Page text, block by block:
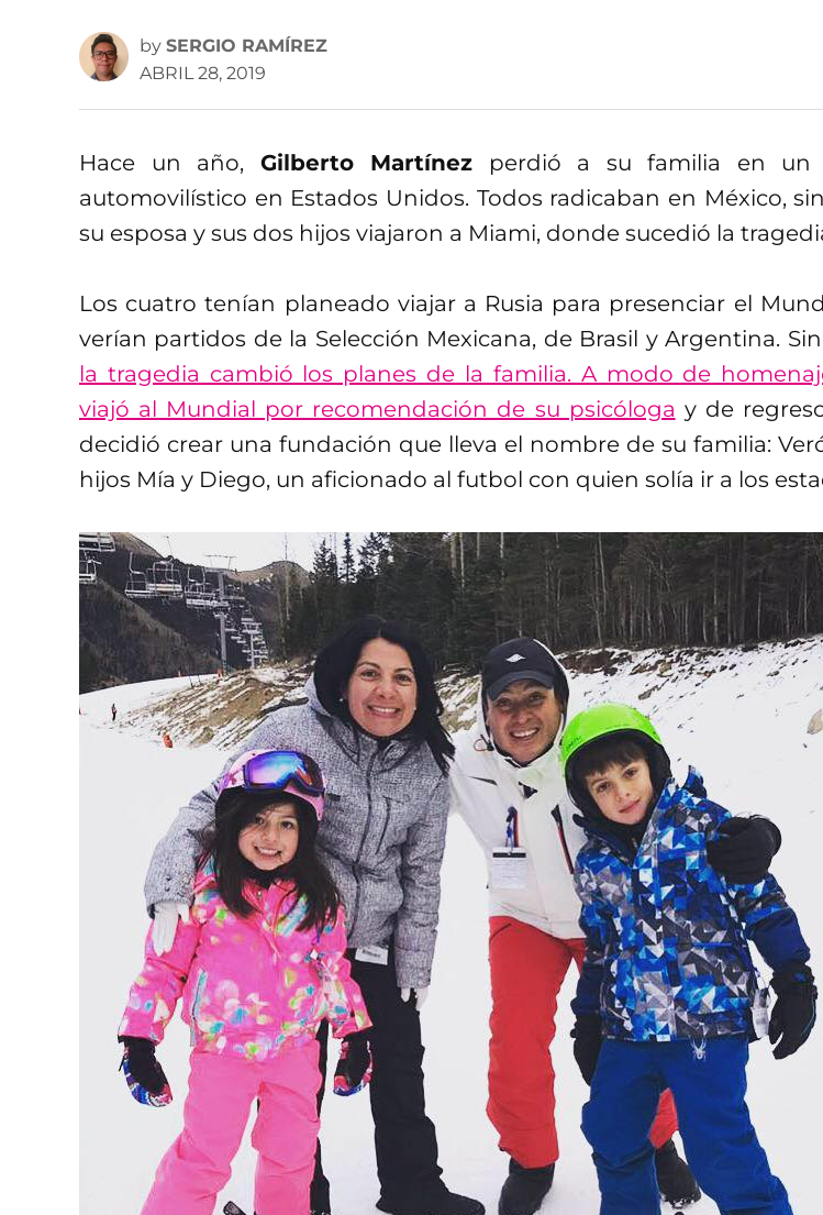
by SERGIO RAMÍREZ
ABRIL 28, 2019
Hace un año, Gilberto Martínez perdió a su familia en un
automovilístico en Estados Unidos. Todos radicaban en México,
su esposa y sus dos hijos viajaron a Miami, donde sucedió la
Los cuatro tenían planeado viajar a Rusia para presenciar el
verían partidos de la Selección Mexicana, de Brasil y Argentina.
la tragedia cambió los planes de la familia. A modo de
viajó al Mundial por recomendación de su psicóloga y de
decidió crear una fundación que lleva el nombre de su familia:
hijos Mía y Diego, un aficionado al futbol con quien solía ir a los